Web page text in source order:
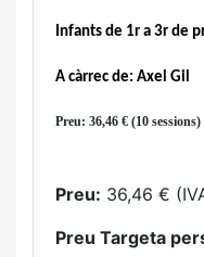
Infants de 1r a 3r de
A càrrec de: Axel Gil
Preu: 36,46 € (10 sessions)
Preu: 36,46 €
Preu Targeta